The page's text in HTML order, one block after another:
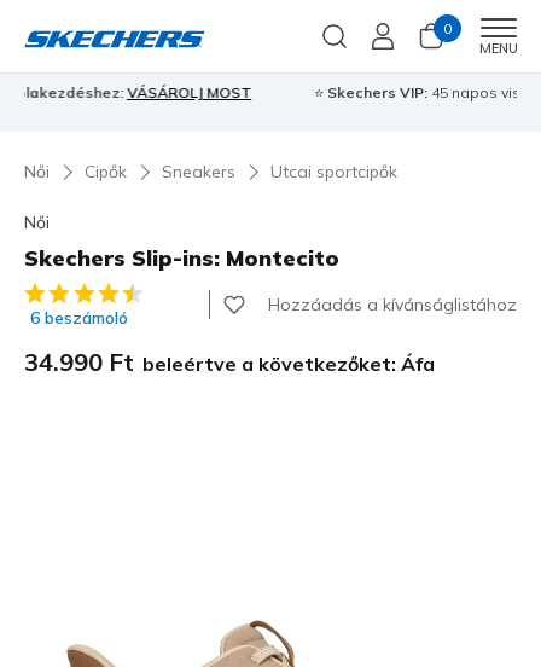
0
MENU
⭐Skechers VIP:45 napos visszaküldés tagoknakCsatlakozz most ⭐
Női Cipők Sneakers Utcai sportcipők
Női
Skechers Slip-ins: Montecito
4,3 az 5-ből ügyfélértékelés
6 beszámoló
Hozzáadás a kívánságlistához
34.990 Ft beleértve a következőket: Áfa